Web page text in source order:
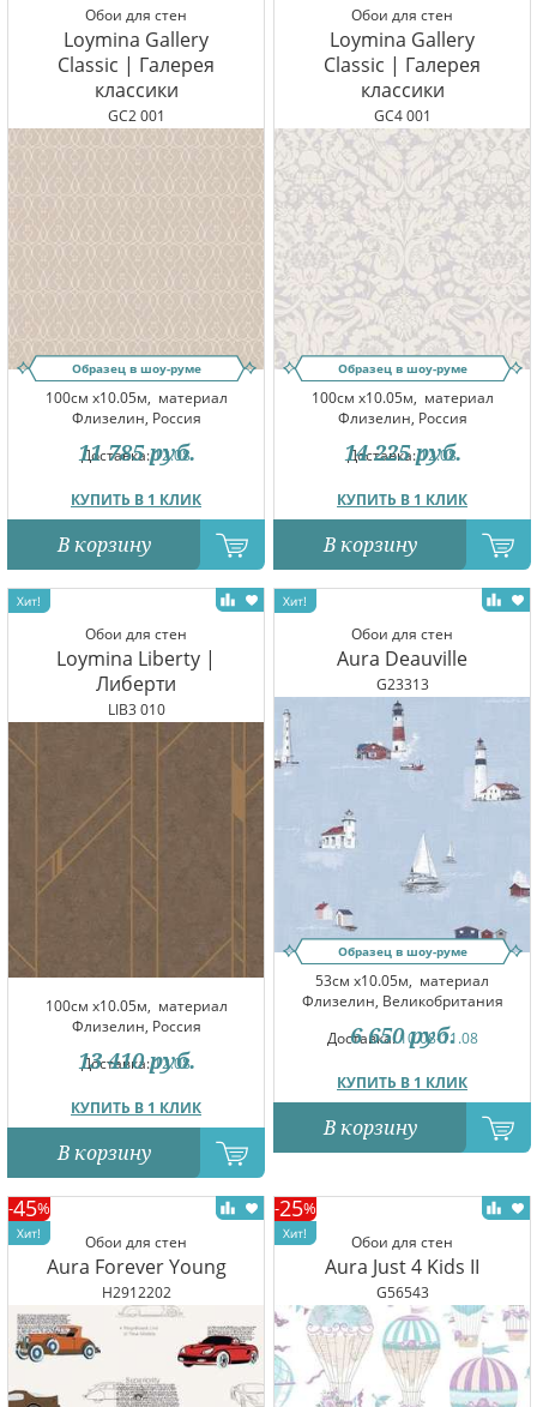
Обои для стен
Loymina Gallery
Classic | Галерея
классики
GC2 001
Образец в шоу-руме
100см x10.05м, материал
Флизелин, Россия
Доставка:12.08
КУПИТЬ В 1 КЛИК
11 785 руб.
В корзину
Обои для стен
Loymina Gallery
Classic | Галерея
классики
GC4 001
Образец в шоу-руме
100см x10.05м, материал
Флизелин, Россия
Доставка:12.08
КУПИТЬ В 1 КЛИК
14 225 руб.
В корзину
Обои для стен
Loymina Liberty |
Либерти
LIB3 010
100см x10.05м, материал
Флизелин, Россия
Доставка:12.08
КУПИТЬ В 1 КЛИК
13 410 руб.
В корзину
Обои для стен
Aura Deauville
G23313
Образец в шоу-руме
53см x10.05м, материал
Флизелин, Великобритания
Доставка:10.08-11.08
КУПИТЬ В 1 КЛИК
6 650 руб.
В корзину
Обои для стен
Aura Forever Young
H2912202
-45%
Обои для стен
Aura Just 4 Kids II
G56543
-25%